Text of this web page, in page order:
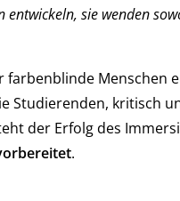
sie wenden
farbenblinde Menschen
Studierenden, kritisch
der Erfolg des
.